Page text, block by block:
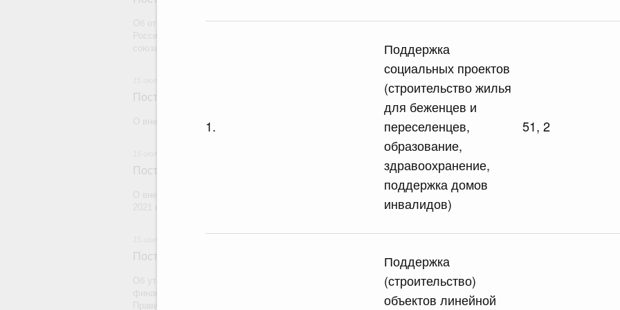
1.
Поддержка
социальных проектов
(строительство жилья
для беженцев и
переселенцев,
образование,
здравоохранение,
поддержка домов
инвалидов)
51, 2
Поддержка
(строительство)
объектов линейной
Об отмене тарифной квоты на вывоз нешелушеного риса (риса-сырца) за пределы территории
Постановление Правительства Российской Федерации от 15.07.2026 г. № 894
О внесении изменений в некоторые акты Правительства Российской Федерации
Постановление Правительства Российской Федерации от 15.07.2026 г. № 895
О внесении изменений в постановление Правительства Российской Федерации от 22 сентября
Постановление Правительства Российской Федерации от 15.07.2026 г. № 889
Об утверждении Правил предоставления иных межбюджетных трансфертов, источником
финансового обеспечения которых являются бюджетные ассигнования резервного фонда
Правительства Российской Федерации, из федерального бюджета бюджетам Республики Дагестан